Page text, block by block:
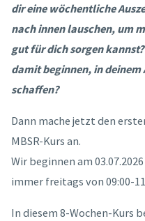
dir eine wöchentliche
nach innen lauschen, um
gut für dich sorgen kannst?
damit beginnen, in
schaffen?
Dann mache jetzt den
MBSR-Kurs an.
Wir beginnen am
immer freitags von 09:00-
In diesem 8-Wochen-Kurs